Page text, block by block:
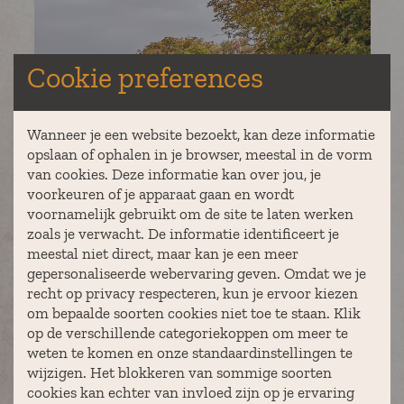
Cookie preferences
Wanneer je een website bezoekt, kan deze informatie
opslaan of ophalen in je browser, meestal in de vorm
van cookies. Deze informatie kan over jou, je
voorkeuren of je apparaat gaan en wordt
voornamelijk gebruikt om de site te laten werken
zoals je verwacht. De informatie identificeert je
meestal niet direct, maar kan je een meer
gepersonaliseerde webervaring geven. Omdat we je
recht op privacy respecteren, kun je ervoor kiezen
om bepaalde soorten cookies niet toe te staan. Klik
op de verschillende categoriekoppen om meer te
weten te komen en onze standaardinstellingen te
wijzigen. Het blokkeren van sommige soorten
cookies kan echter van invloed zijn op je ervaring